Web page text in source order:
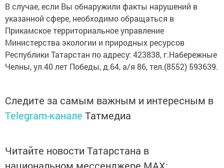
В случае, если Вы обнаружили факты нарушений в
указанной сфере, необходимо обращаться в
Прикамское территориальное управление
Министерства экологии и природных ресурсов
Республики Татарстан по адресу: 423838, г.Набережные
Челны, ул.40 лет Победы, д.64, а/я 86, тел.(8552) 593639.
Следите за самым важным и интересным в
Telegram-канале Татмедиа
Читайте новости Татарстана в